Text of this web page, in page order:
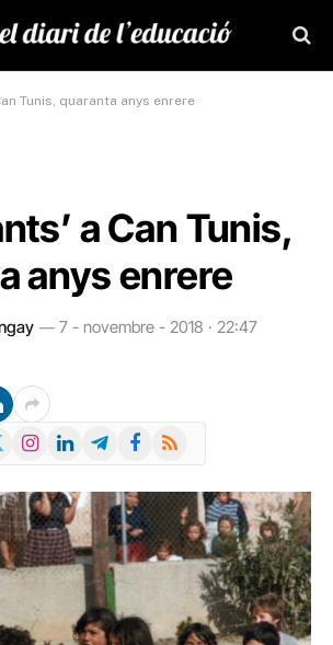
Tunis, quaranta anys enrere
a Can Tunis,
anys enrere
7 - novembre - 2018 · 22:47
Instagram
LinkedInTelegramFacebook
RSS